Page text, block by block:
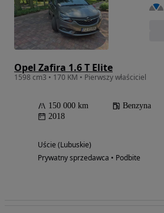
Opel Zafira 1.6 T Elite
1598 cm3 • 170 KM • Pierwszy właściciel
150 000 km Benzyna
2018
Uście (Lubuskie)
Prywatny sprzedawca • Podbite